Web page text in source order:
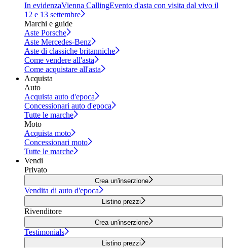
In evidenzaVienna CallingEvento d'asta con visita dal vivo il
12 e 13 settembre
Marchi e guide
Aste Porsche
Aste Mercedes-Benz
Aste di classiche britanniche
Come vendere all'asta
Come acquistare all'asta
Acquista
Auto
Acquista auto d'epoca
Concessionari auto d'epoca
Tutte le marche
Moto
Acquista moto
Concessionari moto
Tutte le marche
Vendi
Privato
Crea un'inserzione
Vendita di auto d'epoca
Listino prezzi
Rivenditore
Crea un'inserzione
Testimonials
Listino prezzi